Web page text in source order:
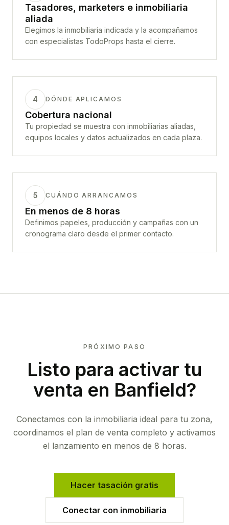
Tasadores, marketers e inmobiliaria
aliada
Elegimos la inmobiliaria indicada y la acompañamos
con especialistas TodoProps hasta el cierre.
4 DÓNDE APLICAMOS
Cobertura nacional
Tu propiedad se muestra con inmobiliarias aliadas,
equipos locales y datos actualizados en cada plaza.
5 CUÁNDO ARRANCAMOS
En menos de 8 horas
Definimos papeles, producción y campañas con un
cronograma claro desde el primer contacto.
PRÓXIMO PASO
Listo para activar tu
venta en Banfield?
Conectamos con la inmobiliaria ideal para tu zona,
coordinamos el plan de venta completo y activamos
el lanzamiento en menos de 8 horas.
Hacer tasación gratis
Conectar con inmobiliaria